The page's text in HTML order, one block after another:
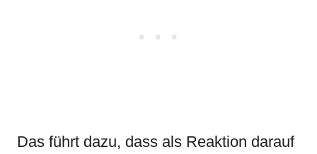
Das führt dazu, dass als Reaktion darauf